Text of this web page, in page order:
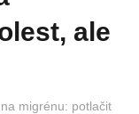
ale
migrénu: potlačit